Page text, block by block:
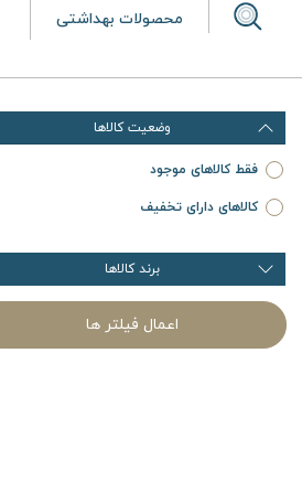
محصولات بهداشتی
وضعیت کالاها
فقط کالاهای موجود
کالاهای دارای تخفیف
برند کالاها
اعمال فیلتر ها